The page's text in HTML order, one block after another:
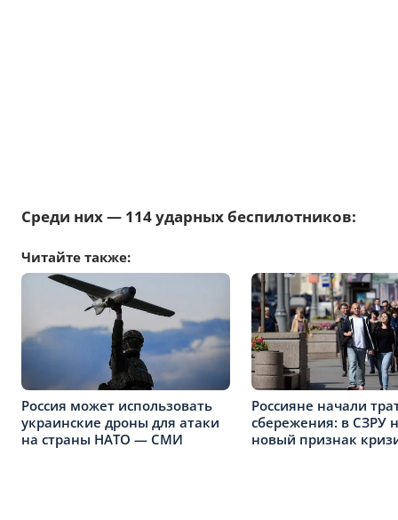
Среди них — 114 ударных беспилотников:
Читайте также:
Россия может использовать
украинские дроны для атаки
на страны НАТО — СМИ
Россияне начали
сбережения: в СЗРУ
новый признак